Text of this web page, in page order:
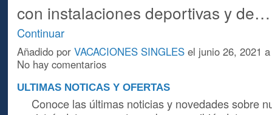
con instalaciones deportivas y de…
Continuar
Añadido por VACACIONES SINGLESel junio 26, 2021
No hay comentarios
ULTIMAS NOTICAS Y OFERTAS
Conoce las últimas noticias y novedades sobre